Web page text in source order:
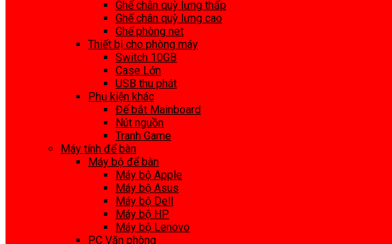
Ghế chân quỳ lưng thấp
Ghế chân quỳ lưng cao
Ghế phòng net
Thiết bị cho phòng máy
Switch 10GB
Case Lớn
USB thu phát
Phụ kiện khác
Đế bắt Mainboard
Nút nguồn
Tranh Game
Máy tính để bàn
Máy bộ để bàn
Máy bộ Apple
Máy bộ Asus
Máy bộ Dell
Máy bộ HP
Máy bộ Lenovo
PC Văn phòng